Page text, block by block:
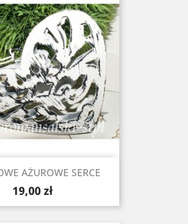
AŻUROWE SERCE
Cena
19,00 zł